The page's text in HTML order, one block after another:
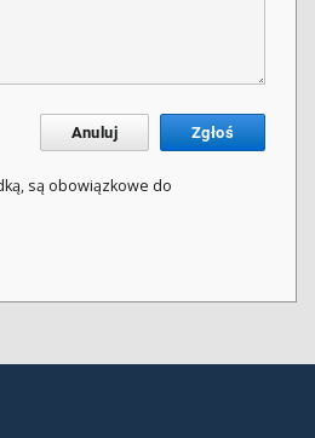
Anuluj Zgłoś
są obowiązkowe do